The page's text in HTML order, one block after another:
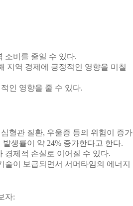
소비를 줄일 수 있다.
지역 경제에 긍정적인 영향을 미칠
인 영향을 줄 수 있다.
혈관 질환, 우울증 등의 위험이 증가
생률이 약 24% 증가한다고 한다.
경제적 손실로 이어질 수 있다.
이 보급되면서 서머타임의 에너지
자: